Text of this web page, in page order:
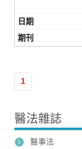
Home
1
醫法雜誌
醫事法